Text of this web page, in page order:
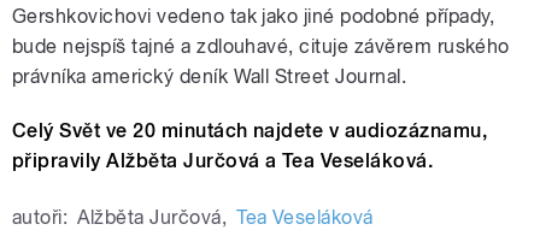
Gershkovichovi vedeno tak jako jiné podobné případy,
bude nejspíš tajné a zdlouhavé, cituje závěrem ruského
právníka americký deník Wall Street Journal.
Celý Svět ve 20 minutách najdete v audiozáznamu,
připravily Alžběta Jurčová a Tea Veseláková.
autoři: Alžběta Jurčová, Tea Veseláková